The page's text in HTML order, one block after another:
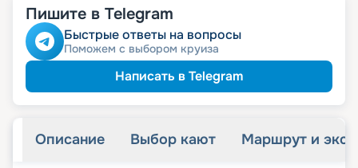
Пишите в Telegram
Быстрые ответы на вопросы
Поможем с выбором круиза
Написать в Telegram
Описание Выбор кают Маршрут и